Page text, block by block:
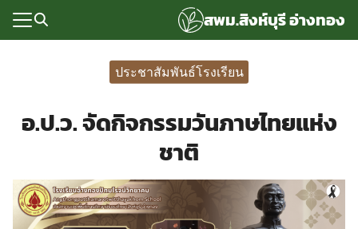
Skip
สพม.สิงห์บุรี อ่างทอง
รา
ด์กลุ่มงาน
ประชาสัมพันธ์โรงเรียน
อ.ป.ว. จัดกิจกรรมวันภาษไทยแห่ง
ชาติ